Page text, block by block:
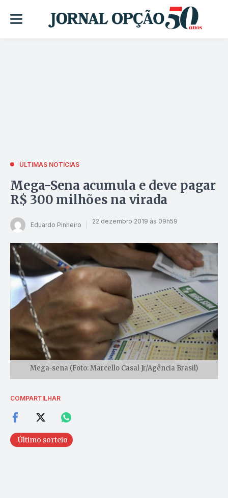
ÚLTIMAS NOTÍCIAS
Mega-Sena acumula e deve pagar
R$ 300 milhões na virada
Eduardo Pinheiro 22 dezembro 2019 às 09h59
Mega-sena (Foto: Marcello Casal Jr/Agência Brasil)
COMPARTILHAR
Último sorteio